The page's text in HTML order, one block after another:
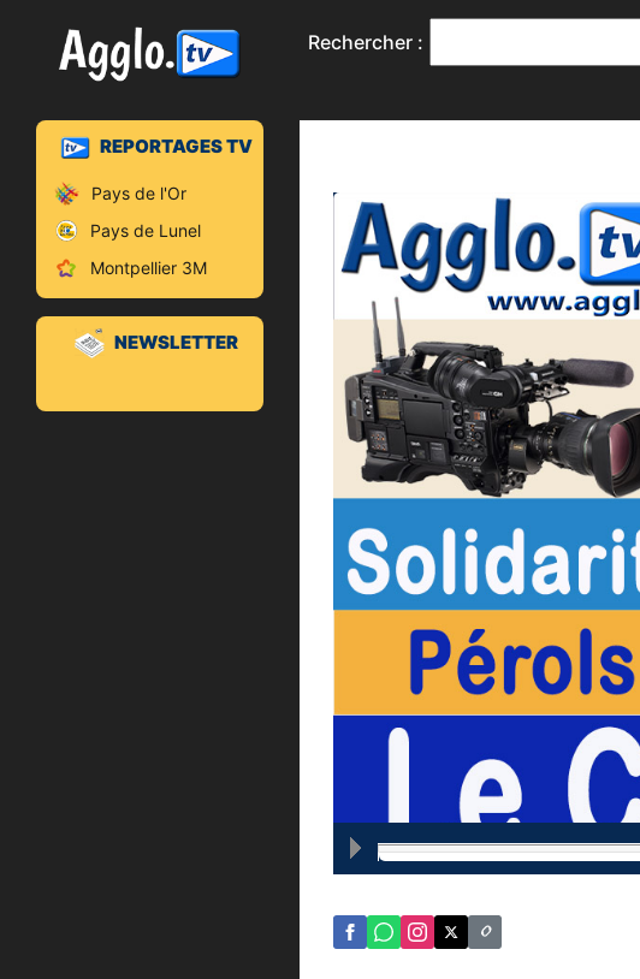
Rechercher :
REPORTAGES TV
Pays de l'Or
Pays de Lunel
Montpellier 3M
NEWSLETTER